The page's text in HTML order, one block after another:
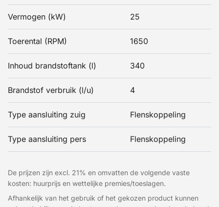
Vermogen (kW) 25
Toerental (RPM) 1650
Inhoud brandstoftank (l) 340
Brandstof verbruik (l/u) 4
Type aansluiting zuig Flenskoppeling
Type aansluiting pers Flenskoppeling
De prijzen zijn excl. 21% en omvatten de volgende vaste
kosten: huurprijs en wettelijke premies/toeslagen.
Afhankelijk van het gebruik of het gekozen product kunnen